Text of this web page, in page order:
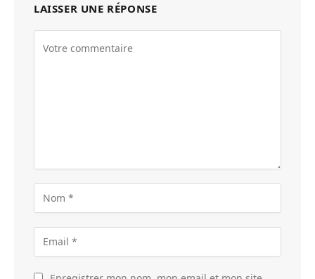
LAISSER UNE RÉPONSE